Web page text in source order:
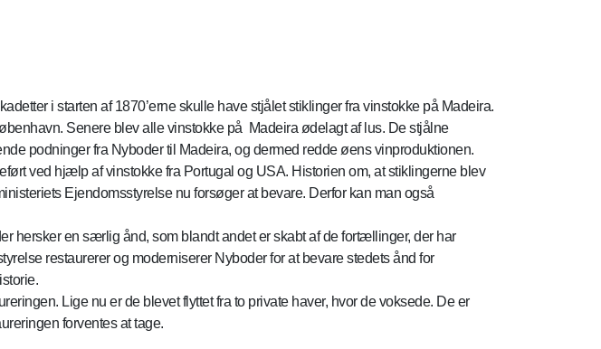
i starten af 1870’erne skulle have stjålet stiklinger fra vinstokke på Madeira.
Senere blev alle vinstokke på Madeira ødelagt af lus. De stjålne
podninger fra Nyboder til Madeira, og dermed redde øens vinproduktionen.
ved hjælp af vinstokke fra Portugal og USA. Historien om, at stiklingerne blev
Ejendomsstyrelse nu forsøger at bevare. Derfor kan man også
hersker en særlig ånd, som blandt andet er skabt af de fortællinger, der har
restaurerer og moderniserer Nyboder for at bevare stedets ånd for
Lige nu er de blevet flyttet fra to private haver, hvor de voksede. De er
forventes at tage.